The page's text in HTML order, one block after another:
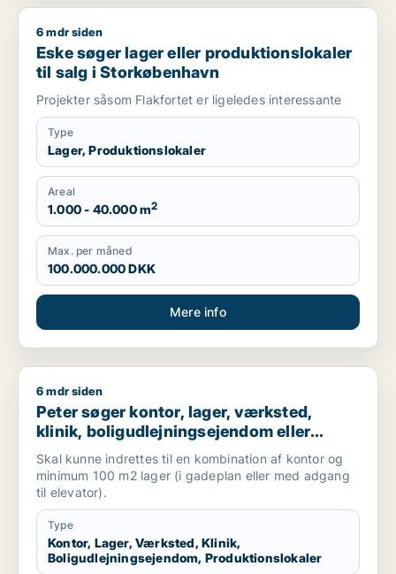
Eske søger lager eller produktionslokaler til salg i
6 mdr siden
Eske søger lager eller produktionslokaler
til salg i Storkøbenhavn
Projekter såsom Flakfortet er ligeledes interessante
Type
Lager, Produktionslokaler
Areal
1.000 - 40.000 m2
Max. per måned
100.000.000 DKK
Mere info
Peter søger kontor, lager, værksted, klinik,
6 mdr siden
Peter søger kontor, lager, værksted,
klinik, boligudlejningsejendom eller
produktionslokaler til salg i
Frederiksberg, Østerbro eller Nordhavn
m.fl.
Skal kunne indrettes til en kombination af kontor og
minimum 100 m2 lager (i gadeplan eller med adgang
til elevator).
Type
Kontor, Lager, Værksted, Klinik,
Boligudlejningsejendom, Produktionslokaler